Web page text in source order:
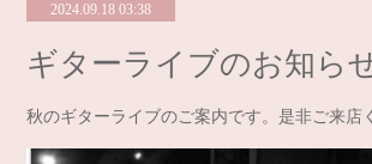
2024.09.18 03:38
ギターライブのお知ら
秋のギターライブのご案内です。是非ご来店